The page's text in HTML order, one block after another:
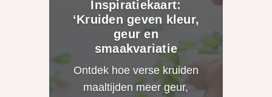
Inspiratiekaart:
‘Kruiden geven kleur,
geur en
smaakvariatie
Ontdek hoe verse kruiden
maaltijden meer geur,